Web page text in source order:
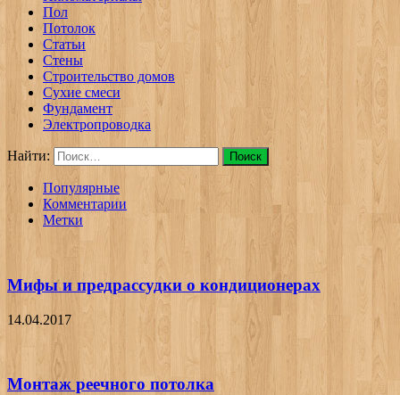
Пол
Потолок
Статьи
Стены
Строительство домов
Сухие смеси
Фундамент
Электропроводка
Найти:
Популярные
Комментарии
Метки
Мифы и предрассудки о кондиционерах
14.04.2017
Монтаж реечного потолка